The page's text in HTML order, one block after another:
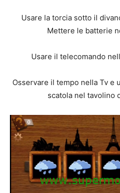
Usare la torcia sotto il
Mettere le batterie
Usare il telecomando
Osservare il tempo nella Tv e
scatola nel tavolino